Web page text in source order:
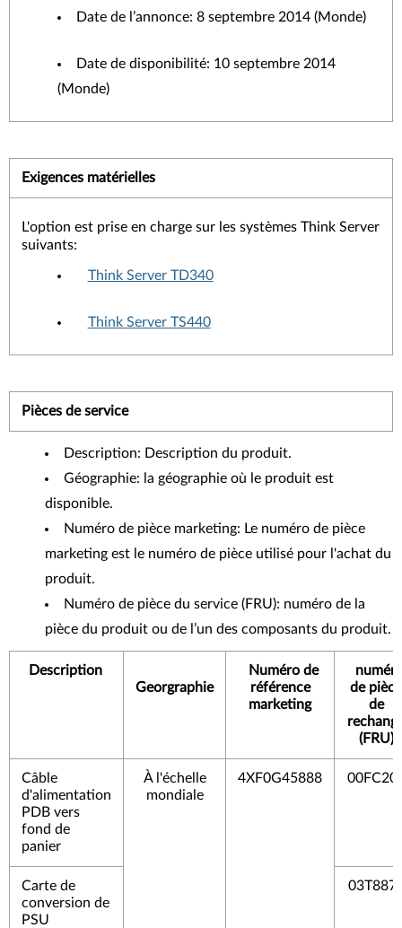
Date de l’annonce: 8 septembre 2014 (Monde)
Date de disponibilité: 10 septembre 2014
(Monde)
Exigences matérielles
L'option est prise en charge sur les systèmes Think Server
suivants:
Think Server TD340
Think Server TS440
Pièces de service
Description: Description du produit.
Géographie: la géographie où le produit est
disponible.
Numéro de pièce marketing: Le numéro de pièce
marketing est le numéro de pièce utilisé pour l'achat du
produit.
Numéro de pièce du service (FRU): numéro de la
pièce du produit ou de l’un des composants du produit.
Description
Georgraphie
Numéro de
référence
marketing
de pièce
de
(FRU)
Câble
d'alimentation
PDB vers
fond de
panier
À l'échelle
mondiale
4XF0G45888
Carte de
conversion de
PSU